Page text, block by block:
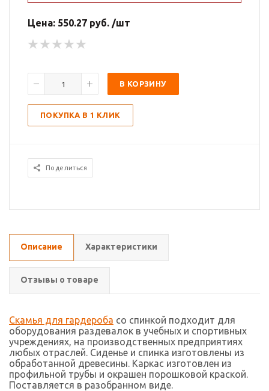
Цена: 550.27 руб. /шт
В КОРЗИНУ
ПОКУПКА В 1 КЛИК
Поделиться
Описание Характеристики
Отзывы о товаре
Скамья для гардероба со спинкой подходит для
оборудования раздевалок в учебных и спортивных
учреждениях, на производственных предприятиях
любых отраслей. Сиденье и спинка изготовлены из
обработанной древесины. Каркас изготовлен из
профильной трубы и окрашен порошковой краской.
Поставляется в разобранном виде.